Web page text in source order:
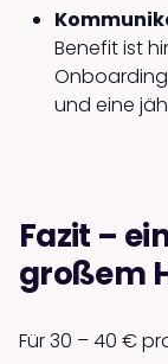
Benefit ist
und eine
Fazit –
großem
Für 30 – 40 €